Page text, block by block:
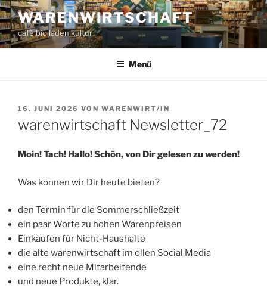
Zum
Inhalt
springen
WARENWIRTSCHAFT
café bio laden kultur
Menü
VERÖFFENTLICHT
16. JUNI 2026 VON WARENWIRT/IN
warenwirtschaft Newsletter_72
Moin! Tach! Hallo! Schön, von Dir gelesen zu werden!
Was können wir Dir heute bieten?
den Termin für die Sommerschließzeit
ein paar Worte zu hohen Warenpreisen
Einkaufen für Nicht-Haushalte
die alte warenwirtschaft im ollen Social Media
eine recht neue Mitarbeitende
und neue Produkte, klar.